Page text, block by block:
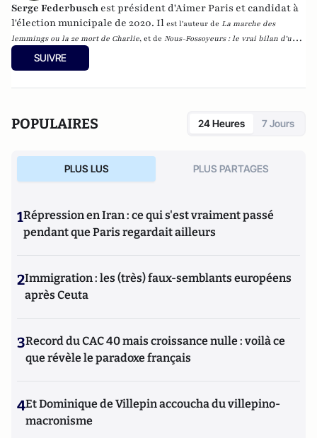
Serge Federbusch est président d'Aimer Paris et candidat à
l'élection municipale de 2020. Il est l'auteur de La marche des
lemmings ou la 2e mort de Charlie, et de Nous-Fossoyeurs : le vrai bilan d'un
fatal quinquennat
SUIVRE
POPULAIRES 24 Heures 7 Jours
PLUS LUS PLUS PARTAGES
1Répression en Iran : ce qui s'est vraiment passé
pendant que Paris regardait ailleurs
2Immigration : les (très) faux-semblants européens
après Ceuta
3Record du CAC 40 mais croissance nulle : voilà ce
que révèle le paradoxe français
4Et Dominique de Villepin accoucha du villepino-
macronisme